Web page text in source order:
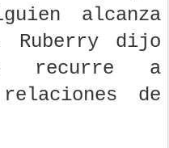
alcanza
Ruberry dijo
recurre a
de